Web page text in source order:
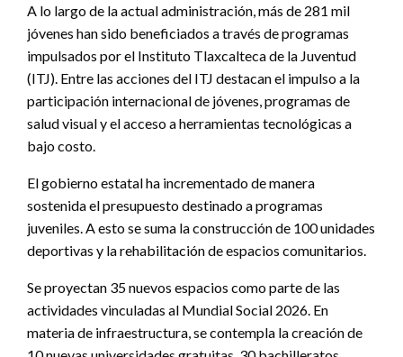
A lo largo de la actual administración, más de 281 mil
jóvenes han sido beneficiados a través de programas
impulsados por el Instituto Tlaxcalteca de la Juventud
(ITJ). Entre las acciones del ITJ destacan el impulso a la
participación internacional de jóvenes, programas de
salud visual y el acceso a herramientas tecnológicas a
bajo costo.
El gobierno estatal ha incrementado de manera
sostenida el presupuesto destinado a programas
juveniles. A esto se suma la construcción de 100 unidades
deportivas y la rehabilitación de espacios comunitarios.
Se proyectan 35 nuevos espacios como parte de las
actividades vinculadas al Mundial Social 2026. En
materia de infraestructura, se contempla la creación de